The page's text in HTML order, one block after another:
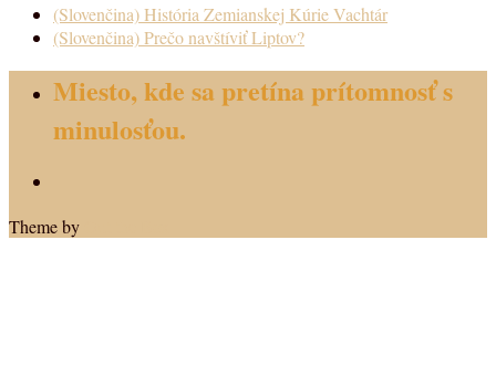
(Slovenčina) História Zemianskej Kúrie Vachtár
(Slovenčina) Prečo navštíviť Liptov?
Miesto, kde sa pretína prítomnosť s
minulosťou.
Theme by